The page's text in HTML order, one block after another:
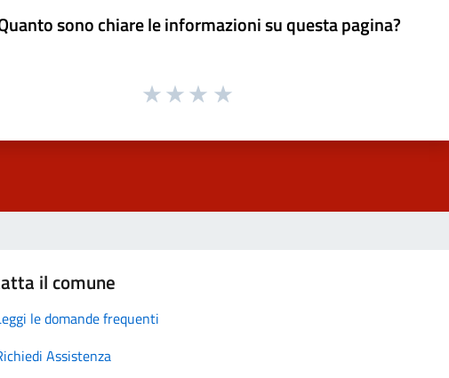
sono chiare le informazioni su questa pagina?
il comune
le domande frequenti
Assistenza